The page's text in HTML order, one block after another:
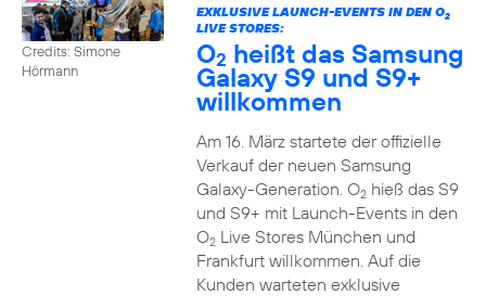
Credits: Simone
Hörmann
EXKLUSIVE LAUNCH-EVENTS IN DEN O2
LIVE STORES:
O2 heißt das Samsung
Galaxy S9 und S9+
willkommen
Am 16. März startete der offizielle
Verkauf der neuen Samsung
Galaxy-Generation. O2hieß das S9
und S9+ mit Launch-Events in den
O2Live Stores München und
Frankfurt willkommen. Auf die
Kunden warteten exklusive